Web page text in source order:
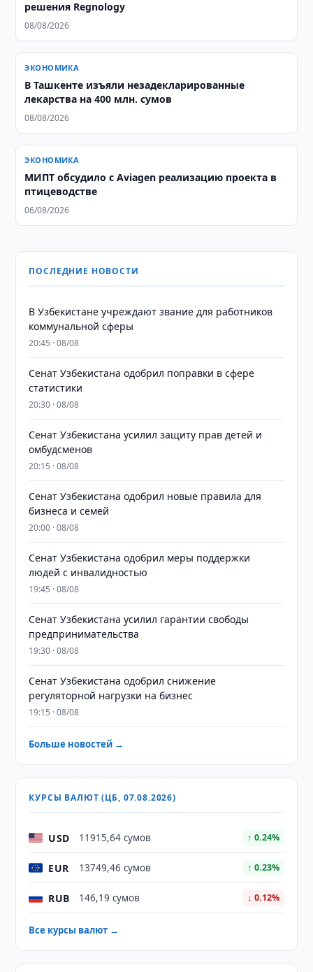
решения Regnology
08/08/2026
ЭКОНОМИКА
​​​​​​​В Ташкенте изъяли незадекларированные
лекарства на 400 млн. сумов
08/08/2026
ЭКОНОМИКА
МИПТ обсудило с Aviagen реализацию проекта в
птицеводстве
06/08/2026
ПОСЛЕДНИЕ НОВОСТИ
В Узбекистане учреждают звание для работников
коммунальной сферы
20:45 · 08/08
Сенат Узбекистана одобрил поправки в сфере
статистики
20:30 · 08/08
Сенат Узбекистана усилил защиту прав детей и
омбудсменов
20:15 · 08/08
Сенат Узбекистана одобрил новые правила для
бизнеса и семей
20:00 · 08/08
Сенат Узбекистана одобрил меры поддержки
людей с инвалидностью
19:45 · 08/08
Сенат Узбекистана усилил гарантии свободы
предпринимательства
19:30 · 08/08
Сенат Узбекистана одобрил снижение
регуляторной нагрузки на бизнес
19:15 · 08/08
Больше новостей →
КУРСЫ ВАЛЮТ (ЦБ, 07.08.2026)
USD 11915,64 сумов ↑ 0.24%
EUR 13749,46 сумов ↑ 0.23%
RUB 146,19 сумов ↓ 0.12%
Все курсы валют →